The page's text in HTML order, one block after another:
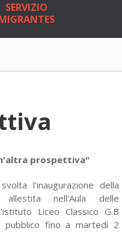
SERVIZIO
prospettiva"
l'inaugurazione della
allestita nell'Aula delle
Liceo Classico G.B
pubblico fino a martedì 2